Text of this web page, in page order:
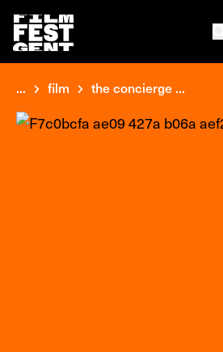
... film the concierge ...